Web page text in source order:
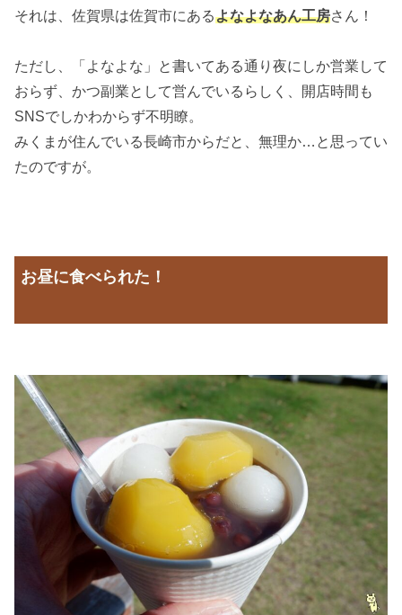
それは、佐賀県は佐賀市にあるよなよなあん工房さん！
ただし、「よなよな」と書いてある通り夜にしか営業して
おらず、かつ副業として営んでいるらしく、開店時間も
SNSでしかわからず不明瞭。
みくまが住んでいる長崎市からだと、無理か…と思ってい
たのですが。
お昼に食べられた！